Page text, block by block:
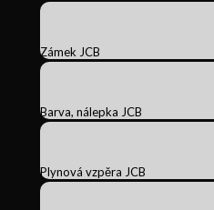
Zámek JCB
Barva, nálepka JCB
Plynová vzpěra JCB